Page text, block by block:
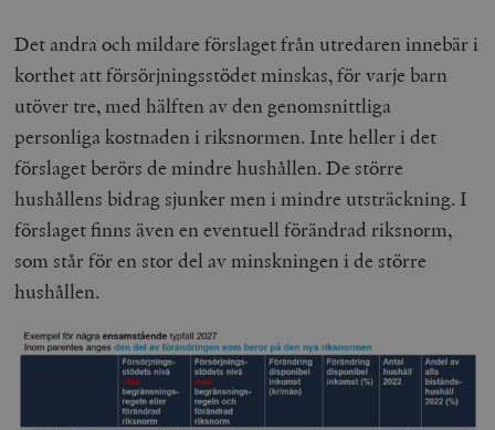
Det andra och mildare förslaget från utredaren innebär i
korthet att försörjningsstödet minskas, för varje barn
utöver tre, med hälften av den genomsnittliga
personliga kostnaden i riksnormen. Inte heller i det
förslaget berörs de mindre hushållen. De större
hushållens bidrag sjunker men i mindre utsträckning. I
förslaget finns även en eventuell förändrad riksnorm,
som står för en stor del av minskningen i de större
hushållen.